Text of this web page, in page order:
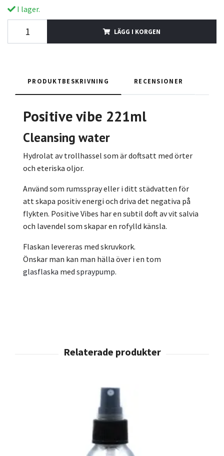
I lager.
LÄGG I KORGEN
PRODUKTBESKRIVNING RECENSIONER
Positive vibe 221ml
Cleansing water
Hydrolat av trollhassel som är doftsatt med örter
och eteriska oljor.
Använd som rumsspray eller i ditt städvatten för
att skapa positiv energi och driva det negativa på
flykten. Positive Vibes har en subtil doft av vit salvia
och lavendel som skapar en rofylld känsla.
Flaskan levereras med skruvkork.
Önskar man kan man hälla över i en tom
glasflaska med spraypump.